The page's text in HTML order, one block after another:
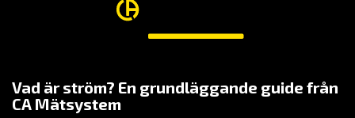
Vad är ström? En grundläggande guide från
CA Mätsystem